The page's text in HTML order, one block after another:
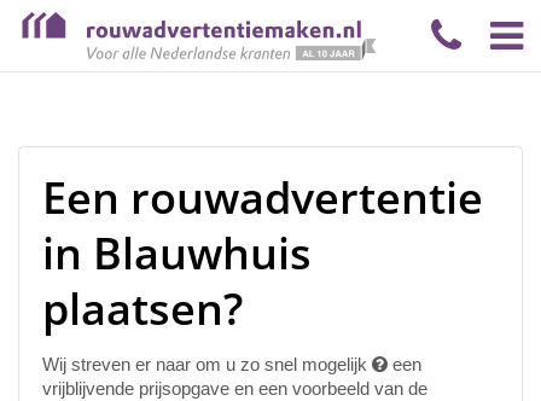
Een rouwadvertentie
in Blauwhuis
plaatsen?
Wij streven er naar om u zo snel mogelijk
een
vrijblijvende prijsopgave en een voorbeeld van de